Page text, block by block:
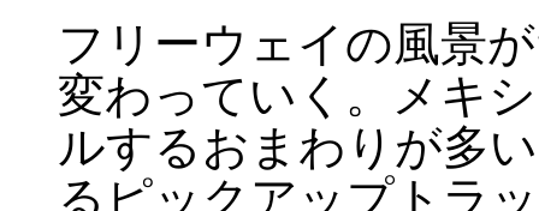
フリーウェイの風景
変わっていく。メキ
ルするおまわりが多
るピックアップトラ